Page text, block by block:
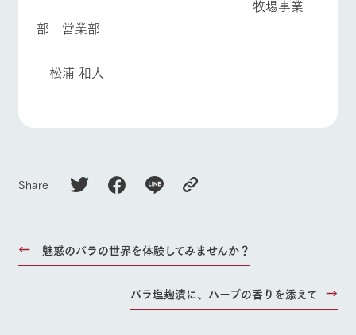
牧場事業
部 営業部
松浦 和人
Share
魅惑のバラの世界を体験してみませんか？
バラ塩麹漬に、ハーブの香りを添えて